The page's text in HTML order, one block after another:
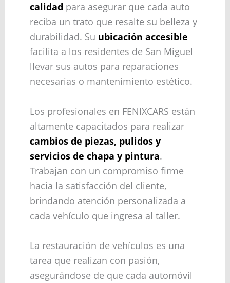
calidad para asegurar que cada auto
reciba un trato que resalte su belleza y
durabilidad. Su ubicación accesible
facilita a los residentes de San Miguel
llevar sus autos para reparaciones
necesarias o mantenimiento estético.
Los profesionales en FENIXCARS están
altamente capacitados para realizar
cambios de piezas, pulidos y
servicios de chapa y pintura.
Trabajan con un compromiso firme
hacia la satisfacción del cliente,
brindando atención personalizada a
cada vehículo que ingresa al taller.
La restauración de vehículos es una
tarea que realizan con pasión,
asegurándose de que cada automóvil